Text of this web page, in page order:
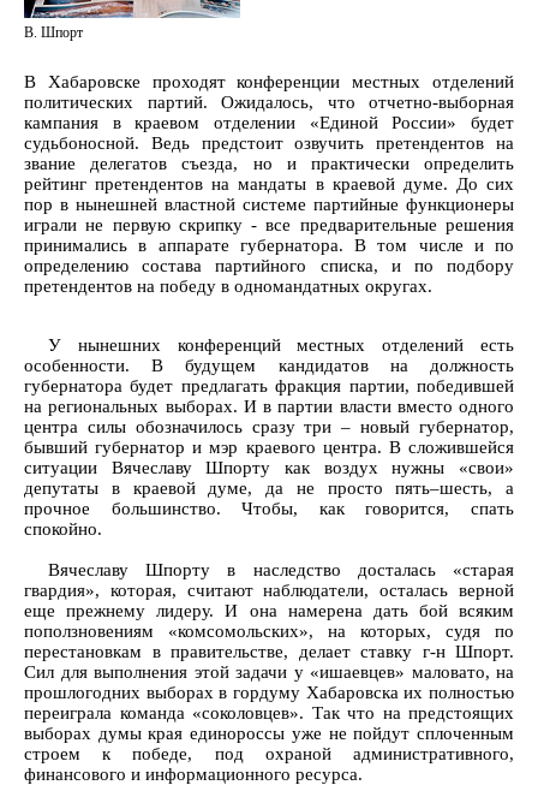
В. Шпорт
В Хабаровске проходят конференции местных отделений
политических партий. Ожидалось, что отчетно-выборная
кампания в краевом отделении «Единой России» будет
судьбоносной. Ведь предстоит озвучить претендентов на
звание делегатов съезда, но и практически определить
рейтинг претендентов на мандаты в краевой думе. До сих
пор в нынешней властной системе партийные функционеры
играли не первую скрипку - все предварительные решения
принимались в аппарате губернатора. В том числе и по
определению состава партийного списка, и по подбору
претендентов на победу в одномандатных округах.
У нынешних конференций местных отделений есть
особенности. В будущем кандидатов на должность
губернатора будет предлагать фракция партии, победившей
на региональных выборах. И в партии власти вместо одного
центра силы обозначилось сразу три – новый губернатор,
бывший губернатор и мэр краевого центра. В сложившейся
ситуации Вячеславу Шпорту как воздух нужны «свои»
депутаты в краевой думе, да не просто пять–шесть, а
прочное большинство. Чтобы, как говорится, спать
спокойно.
Вячеславу Шпорту в наследство досталась «старая
гвардия», которая, считают наблюдатели, осталась верной
еще прежнему лидеру. И она намерена дать бой всяким
поползновениям «комсомольских», на которых, судя по
перестановкам в правительстве, делает ставку г-н Шпорт.
Сил для выполнения этой задачи у «ишаевцев» маловато, на
прошлогодних выборах в гордуму Хабаровска их полностью
переиграла команда «соколовцев». Так что на предстоящих
выборах думы края единороссы уже не пойдут сплоченным
строем к победе, под охраной административного,
финансового и информационного ресурса.